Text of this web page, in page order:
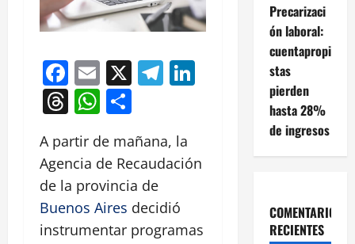
Facebook
Email
X Telegram
LinkedIn
Threads
WhatsApp
A partir de mañana, la
Agencia de Recaudación
de la provincia de
Buenos Aires decidió
instrumentar programas
Precarizaci
ón laboral:
cuentapropi
stas
pierden
hasta 28%
de ingresos
COMENTARIOS
RECIENTES